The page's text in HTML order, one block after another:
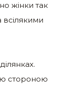
жінки так
всілякими
стороною